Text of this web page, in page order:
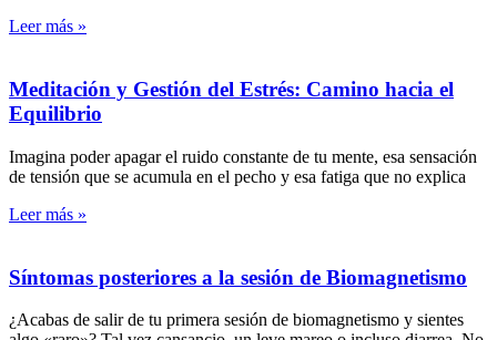
Leer más »
Meditación y Gestión del Estrés: Camino hacia el
Equilibrio
Imagina poder apagar el ruido constante de tu mente, esa sensación
de tensión que se acumula en el pecho y esa fatiga que no explica
Leer más »
Síntomas posteriores a la sesión de Biomagnetismo
¿Acabas de salir de tu primera sesión de biomagnetismo y sientes